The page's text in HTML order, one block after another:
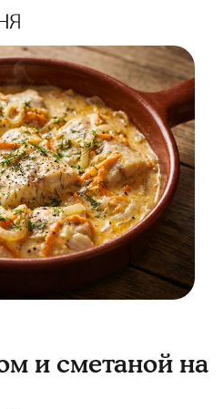
и сметаной на